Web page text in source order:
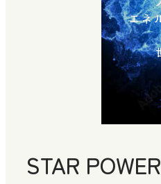
STAR POWER